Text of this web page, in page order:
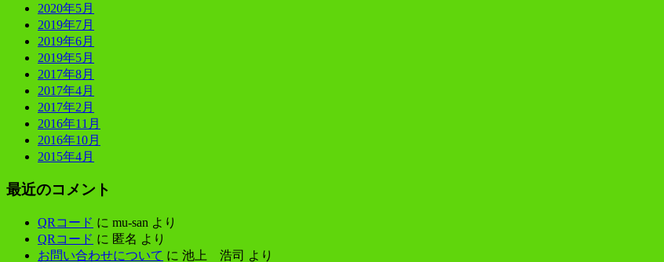
2020年5月
2019年7月
2019年6月
2019年5月
2017年8月
2017年4月
2017年2月
2016年11月
2016年10月
2015年4月
最近のコメント
QRコード に mu-san より
QRコード に 匿名 より
お問い合わせについて に 池上 浩司 より